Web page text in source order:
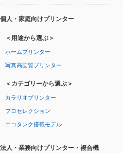
個人・家庭向けプリンター
＜用途から選ぶ＞
ホームプリンター
写真高画質プリンター
＜カテゴリーから選ぶ＞
カラリオプリンター
プロセレクション
エコタンク搭載モデル
法人・業務向けプリンター・複合機